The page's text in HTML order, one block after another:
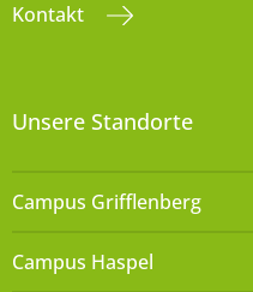
Kontakt
Unsere Standorte
Campus Grifflenberg
Campus Haspel